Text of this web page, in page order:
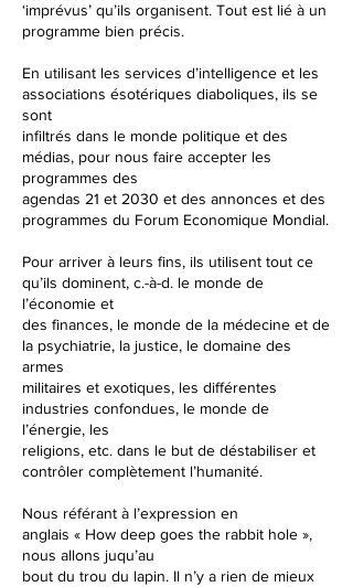
‘imprévus’ qu’ils organisent. Tout est lié à un
programme bien précis.
En utilisant les services d’intelligence et les
associations ésotériques diaboliques, ils se
sont
infiltrés dans le monde politique et des
médias, pour nous faire accepter les
programmes des
agendas 21 et 2030 et des annonces et des
programmes du Forum Economique Mondial.
Pour arriver à leurs fins, ils utilisent tout ce
qu’ils dominent, c.-à-d. le monde de
l’économie et
des finances, le monde de la médecine et de
la psychiatrie, la justice, le domaine des
armes
militaires et exotiques, les différentes
industries confondues, le monde de
l’énergie, les
religions, etc. dans le but de déstabiliser et
contrôler complètement l’humanité.
Nous référant à l’expression en
anglais « How deep goes the rabbit hole »,
nous allons juqu’au
bout du trou du lapin. Il n’y a rien de mieux